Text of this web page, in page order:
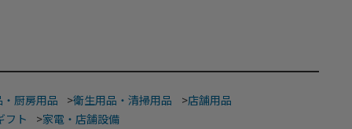
厨房用品 >衛生用品・清掃用品 >店舗用品
フト
>家電・店舗設備